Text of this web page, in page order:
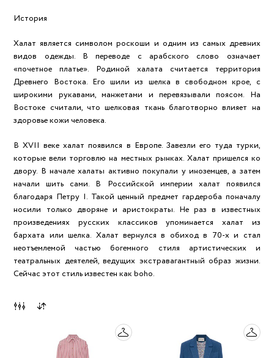
История
Халат является символом роскоши и одним из самых древних
видов одежды. В переводе с арабского слово означает
«почетное платье». Родиной халата считается территория
Древнего Востока. Его шили из шелка в свободном крое, с
широкими рукавами, манжетами и перевязывали поясом. На
Востоке считали, что шелковая ткань благотворно влияет на
здоровье кожи человека.
В XVII веке халат появился в Европе. Завезли его туда турки,
которые вели торговлю на местных рынках. Халат пришелся ко
двору. В начале халаты активно покупали у иноземцев, а затем
начали шить сами. В Российской империи халат появился
благодаря Петру I. Такой ценный предмет гардероба поначалу
носили только дворяне и аристократы. Не раз в известных
произведениях русских классиков упоминается халат из
бархата или шелка. Халат вернулся в обиход в 70-х и стал
неотъемлемой частью богемного стиля артистических и
театральных деятелей, ведущих экстравагантный образ жизни.
Сейчас этот стиль известен как boho.